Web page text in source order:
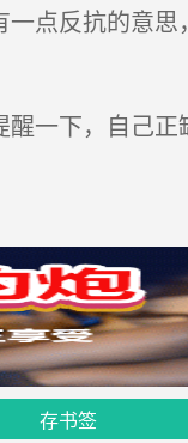
点反抗的意
一下，自己正
存书签